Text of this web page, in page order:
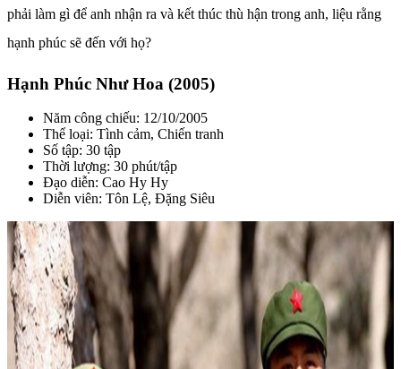
phải làm gì để anh nhận ra và kết thúc thù hận trong anh, liệu rằng
hạnh phúc sẽ đến với họ?
Hạnh Phúc Như Hoa (2005)
Năm công chiếu: 12/10/2005
Thể loại: Tình cảm, Chiến tranh
Số tập: 30 tập
Thời lượng: 30 phút/tập
Đạo diễn: Cao Hy Hy
Diễn viên: Tôn Lệ, Đặng Siêu